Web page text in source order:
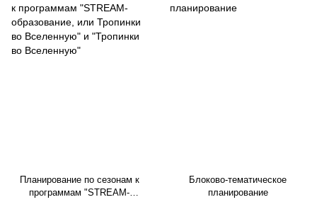
Планирование по сезонам к
программам "STREAM-
Блоково-тематическое
планирование